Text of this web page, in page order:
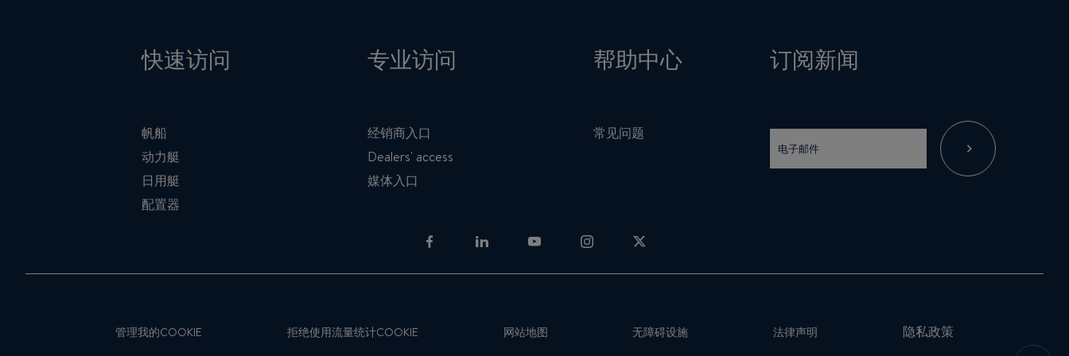
快速访问
帆船
动力艇
日用艇
配置器
专业访问
经销商入口
Dealers' access
媒体入口
帮助中心
常见问题
订阅新闻
管理我的COOKIE 拒绝使用流量统计COOKIE 网站地图 无障碍设施 法律声明 隐私政策